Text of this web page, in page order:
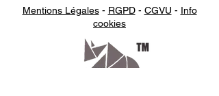
Mentions Légales- RGPD- CGVU - Info
cookies